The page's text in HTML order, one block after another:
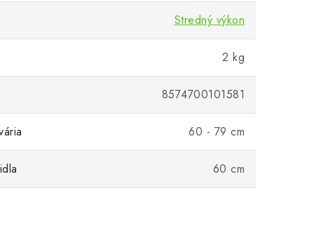
Stredný výkon
2 kg
8574700101581
60 - 79 cm
60 cm